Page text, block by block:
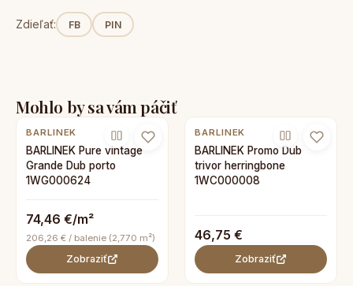
Zdieľať: FB PIN
Mohlo by sa vám páčiť
BARLINEK
BARLINEK Pure vintage
Grande Dub porto
1WG000624
74,46 €/m²
206,26 € / balenie (2,770 m²)
Zobraziť
BARLINEK
BARLINEK Promo Dub
trivor herringbone
1WC000008
46,75 €
Zobraziť